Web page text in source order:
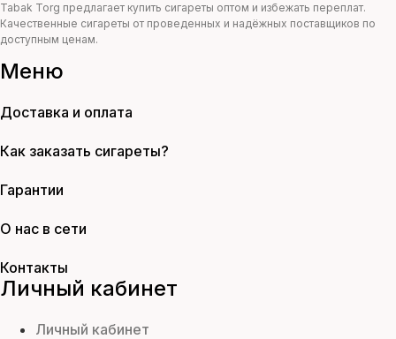
Tabak Torg предлагает купить сигареты оптом и избежать переплат.
Качественные сигареты от проведенных и надёжных поставщиков по
доступным ценам.
Меню
Доставка и оплата
Как заказать сигареты?
Гарантии
О нас в сети
Контакты
Личный кабинет
Личный кабинет